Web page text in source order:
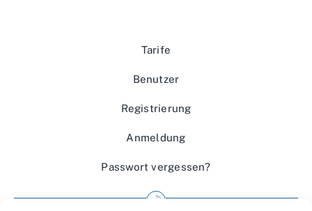
Tarife
Benutzer
Registrierung
Anmeldung
Passwort vergessen?